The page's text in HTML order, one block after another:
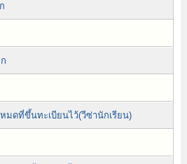
มดที่ขึ้นทะเบียนไว้(วีซ่านักเรียน)